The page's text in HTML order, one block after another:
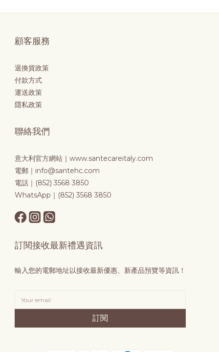
顧客服務
退換貨政策
付款方式
運送政策
隱私政策
聯絡我們
意大利官方網站｜ www.santecareitaly.com
電郵｜info@santehc.com
電話｜(852) 3568 3850
WhatsApp｜(852) 3568 3850
訂閱接收最新禮遇資訊
輸入您的電郵地址以接收最新優惠、新產品預覽等資訊！
訂閱